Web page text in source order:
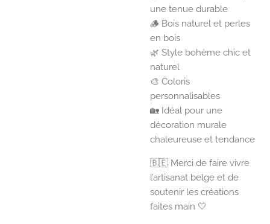
une tenue durable
🪵 Bois naturel et perles
en bois
🌿 Style bohème chic et
naturel
🎨 Coloris
personnalisables
🏡 Idéal pour une
décoration murale
chaleureuse et tendance
🇧🇪 Merci de faire vivre
l’artisanat belge et de
soutenir les créations
faites main 🤍